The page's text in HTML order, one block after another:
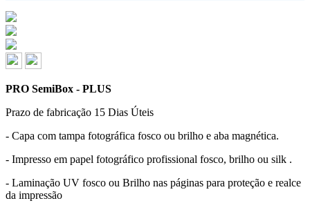
PRO SemiBox - PLUS
Prazo de fabricação 15 Dias Úteis
- Capa com tampa fotográfica fosco ou brilho e aba magnética.
- Impresso em papel fotográfico profissional fosco, brilho ou silk .
- Laminação UV fosco ou Brilho nas páginas para proteção e realce
da impressão